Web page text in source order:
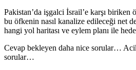
Pakistan’da işgalci İsrail’e karşı
bu öfkenin nasıl kanalize edileceği net
hangi yol haritası ve eylem planı ile
Cevap bekleyen daha nice sorular…
sorular…